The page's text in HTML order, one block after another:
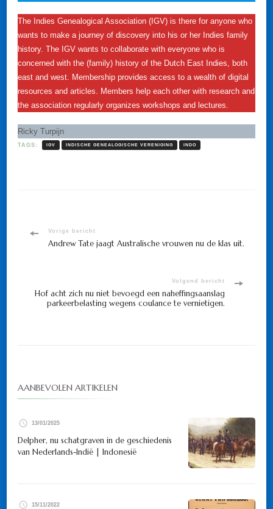
The Indies Genealogical Association (IGV) is there for anyone who
wants to make a journey of discovery into his or her Indies family
history. The IGV wants to collaborate with everyone who is
concerned with the (family) history of the Dutch East Indies, both
east and west. Membership provides access to a wealth of digital
resources and articles. Members help each other with research and
the association regularly organizes workshops and lectures.
Ricky Turpijn
TAGS: IGV INDISCHE GENEALOGISCHE VERENIGING INDO
Bericht
Vorige bericht
Andrew Tate jaagt Australische vrouwen nu de klas uit.
Volgend bericht
Hof acht zich nu niet bevoegd een naheffingsaanslag
parkeerbelasting wegens coulance te vernietigen.
AANBEVOLEN ARTIKELEN
13/01/2025
Delpher, nu schatgraven in de geschiedenis
van Nederlands-Indië | Indonesië
15/11/2022